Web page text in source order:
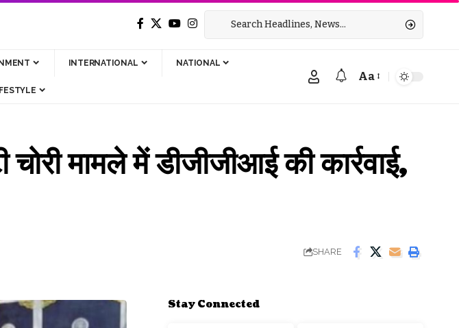
INTERNATIONAL NATIONAL
Aa
मामले में डीजीजीआई की कार्रवाई,
SHARE
Stay Connected